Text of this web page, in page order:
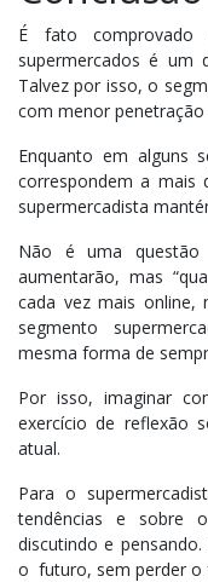
É fato
supermercados é um
Talvez por isso, o
com menor
Enquanto em alguns
correspondem a mais
supermercadista
Não é uma questão
aumentarão, mas
cada vez mais online,
segmento
mesma forma de
Por isso, imaginar
exercício de reflexão
atual.
Para o
tendências e sobre
discutindo e
o futuro, sem perder o